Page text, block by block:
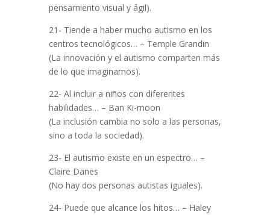
pensamiento visual y ágil).
21- Tiende a haber mucho autismo en los
centros tecnológicos… – Temple Grandin
(La innovación y el autismo comparten más
de lo que imaginamos).
22- Al incluir a niños con diferentes
habilidades… – Ban Ki-moon
(La inclusión cambia no solo a las personas,
sino a toda la sociedad).
23- El autismo existe en un espectro… –
Claire Danes
(No hay dos personas autistas iguales).
24- Puede que alcance los hitos… – Haley